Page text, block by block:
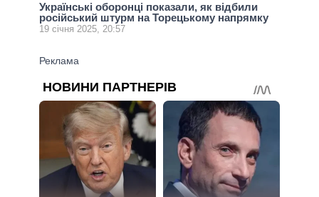
Українські оборонці показали, як відбили
російський штурм на Торецькому напрямку
19 січня 2025, 20:57